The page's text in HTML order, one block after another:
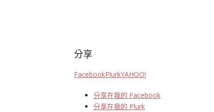
分享
FacebookPlurkYAHOO!
分享在我的 Facebook
分享在我的 Plurk